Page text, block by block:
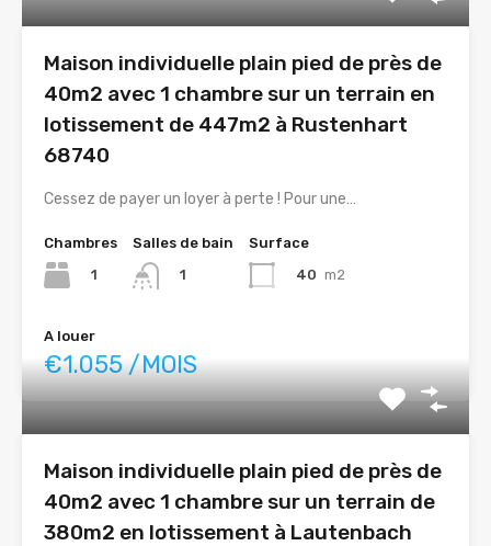
Maison individuelle plain pied de près de
40m2 avec 1 chambre sur un terrain en
lotissement de 447m2 à Rustenhart
68740
Cessez de payer un loyer à perte ! Pour une…
Chambres
1
Salles de bain
1
Surface
40 m2
A louer
€1.055 /MOIS
Maison individuelle plain pied de près de
40m2 avec 1 chambre sur un terrain de
380m2 en lotissement à Lautenbach